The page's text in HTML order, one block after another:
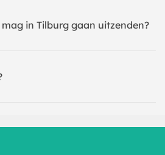
in Tilburg gaan uitzenden?